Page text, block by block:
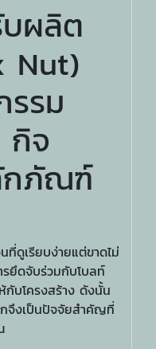
บผลิต
Nut)
รรม
กิจ
กภัณฑ์
ที่ดูเรียบง่ายแต่ขาดไม่
ยึดจับร่วมกับโบลท์
กับโครงสร้าง ดังนั้น
จึงเป็นปัจจัยสำคัญที่